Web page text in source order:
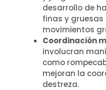
desarrollo de
finas y
movimientos
Coordinación
involucran
como
mejoran la
destreza.